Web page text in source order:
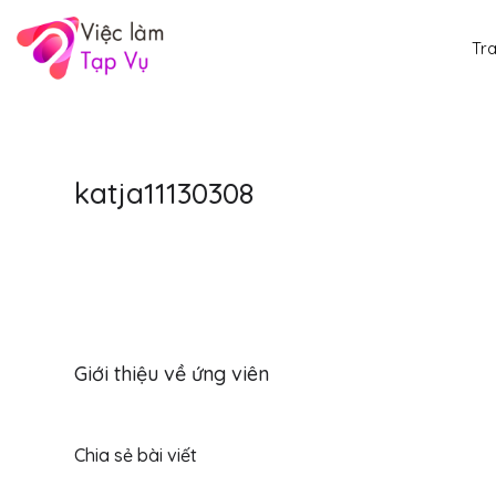
katja11130308
Giới thiệu về ứng viên
Chia sẻ bài viết